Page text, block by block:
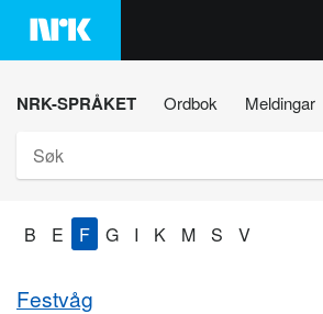
Hopp
innhaldet
NRK-SPRÅKET Ordbok Meldingar
B E F G I K M S V
Festvåg